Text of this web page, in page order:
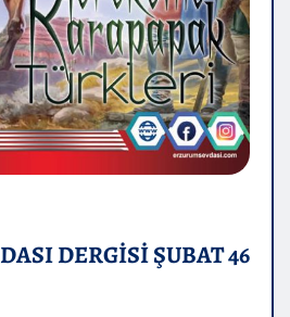
DERGİSİ ŞUBAT 46